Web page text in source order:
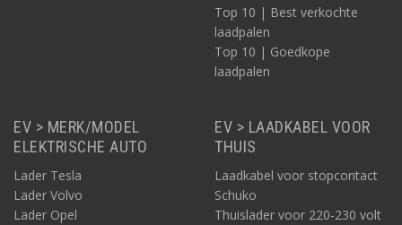
Top 10 | Best verkochte
laadpalen
Top 10 | Goedkope
laadpalen
EV > MERK/MODEL
ELEKTRISCHE AUTO
Lader Tesla
Lader Volvo
Lader Opel
EV > LAADKABEL VOOR
THUIS
Laadkabel voor stopcontact
Schuko
Thuislader voor 220-230 volt